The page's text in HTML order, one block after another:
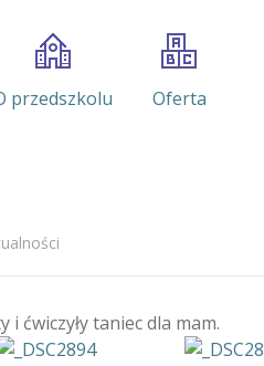
przedszkolu Oferta
ćwiczyły taniec dla mam.